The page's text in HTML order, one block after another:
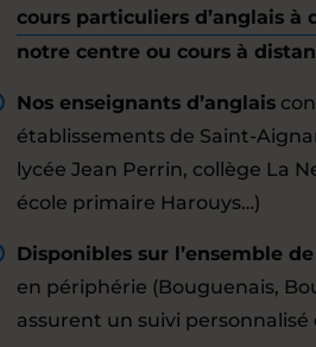
cours particuliers d’anglais à
notre centre ou cours à
Nos enseignants d’anglais
établissements de Saint-
lycée Jean Perrin, collège La
école primaire Harouys…)
Disponibles sur l’ensemble
en périphérie (Bouguenais,
assurent un suivi personnalisé